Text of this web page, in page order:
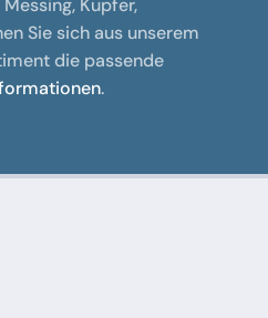
Kupfer,
Sie sich aus unserem
die passende
.